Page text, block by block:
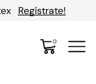
Regístrate!
0